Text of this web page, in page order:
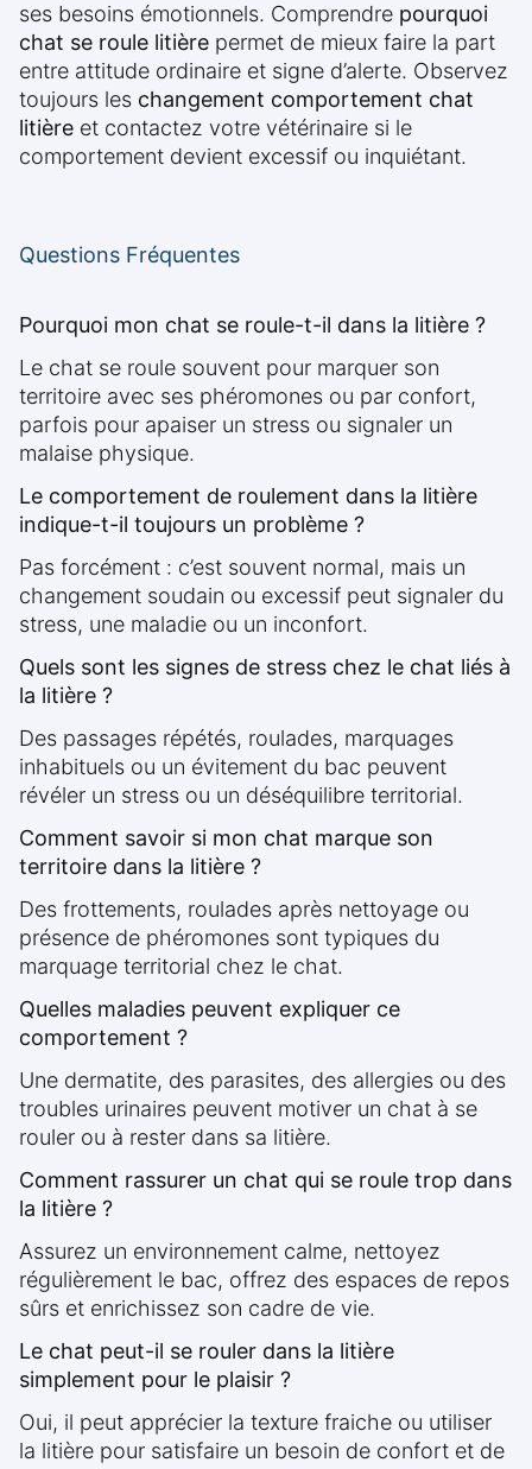
ses besoins émotionnels. Comprendre pourquoi
chat se roule litière permet de mieux faire la part
entre attitude ordinaire et signe d’alerte. Observez
toujours les changement comportement chat
litière et contactez votre vétérinaire si le
comportement devient excessif ou inquiétant.
Questions Fréquentes
Pourquoi mon chat se roule-t-il dans la litière ?
Le chat se roule souvent pour marquer son
territoire avec ses phéromones ou par confort,
parfois pour apaiser un stress ou signaler un
malaise physique.
Le comportement de roulement dans la litière
indique-t-il toujours un problème ?
Pas forcément : c’est souvent normal, mais un
changement soudain ou excessif peut signaler du
stress, une maladie ou un inconfort.
Quels sont les signes de stress chez le chat liés à
la litière ?
Des passages répétés, roulades, marquages
inhabituels ou un évitement du bac peuvent
révéler un stress ou un déséquilibre territorial.
Comment savoir si mon chat marque son
territoire dans la litière ?
Des frottements, roulades après nettoyage ou
présence de phéromones sont typiques du
marquage territorial chez le chat.
Quelles maladies peuvent expliquer ce
comportement ?
Une dermatite, des parasites, des allergies ou des
troubles urinaires peuvent motiver un chat à se
rouler ou à rester dans sa litière.
Comment rassurer un chat qui se roule trop dans
la litière ?
Assurez un environnement calme, nettoyez
régulièrement le bac, offrez des espaces de repos
sûrs et enrichissez son cadre de vie.
Le chat peut-il se rouler dans la litière
simplement pour le plaisir ?
Oui, il peut apprécier la texture fraiche ou utiliser
la litière pour satisfaire un besoin de confort et de